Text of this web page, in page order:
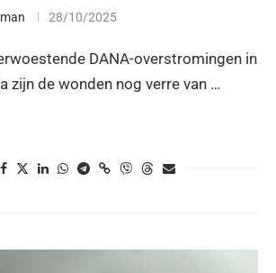
28/10/2025
DANA-overstromingen in
zijn de wonden nog verre van …